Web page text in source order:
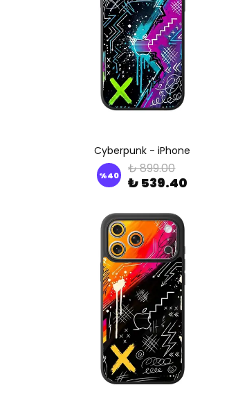
Cyberpunk - iPhone
%40 ₺ 899.00
₺ 539.40